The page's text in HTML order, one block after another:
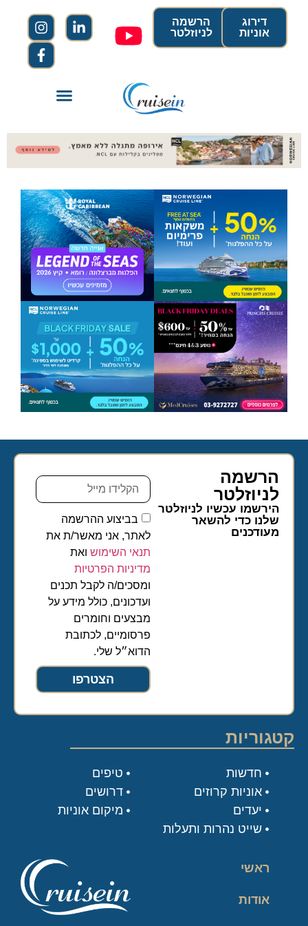
הרשמה
לניוזלטר
דירוג
אוניות
הרשמה
לניוזלטר​
הירשמו עכשיו לניוזלטר
שלנו כדי להשאר
מעודכנים
בביצוע ההרשמה
לאתר, אני מאשר/ת את
תנאי השימושואת
מדיניות הפרטיות
ומסכים/ה לקבל תכנים
ועדכונים, כולל מידע על
מבצעים וחומרים
פרסומיים, לכתובת
הדוא״ל שלי.
הצטרפו
ראשי
אודות
קטגוריות
טיפים
דרושים
מיקום אוניות
חדשות
אוניות קרוזים
יעדים
שייט נהרות ותעלות